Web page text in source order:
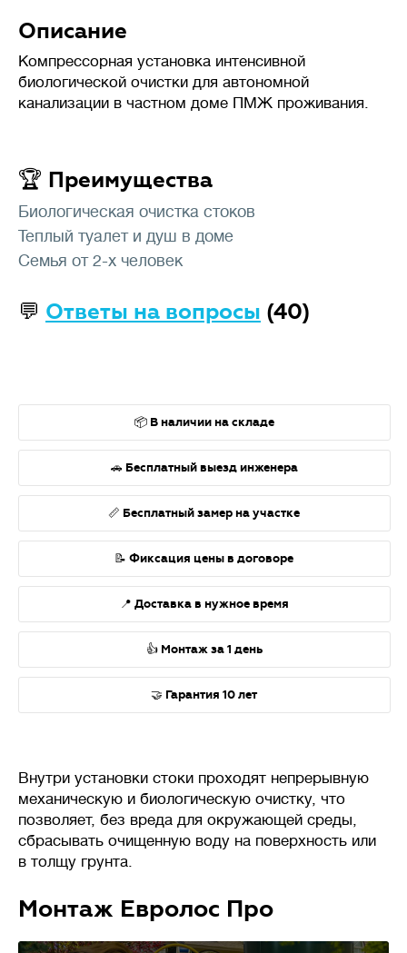
Описание
Компрессорная установка интенсивной
биологической очистки для автономной
канализации в частном доме ПМЖ проживания.
🏆 Преимущества
Биологическая очистка стоков
Теплый туалет и душ в доме
Семья от 2-х человек
💬 Ответы на вопросы (40)
📦 В наличии на складе
🚗 Бесплатный выезд инженера
📏 Бесплатный замер на участке
📝 Фиксация цены в договоре
📍 Доставка в нужное время
👍 Монтаж за 1 день
🤝 Гарантия 10 лет
Внутри установки стоки проходят непрерывную
механическую и биологическую очистку, что
позволяет, без вреда для окружающей среды,
сбрасывать очищенную воду на поверхность или
в толщу грунта.
Монтаж Евролос Про